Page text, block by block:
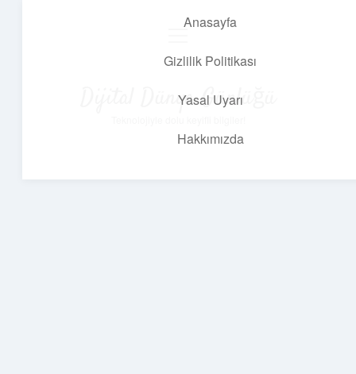
Anasayfa
Gizlilik Politikası
Yasal Uyarı
Hakkımızda
Dijital Dünya Günlüğü